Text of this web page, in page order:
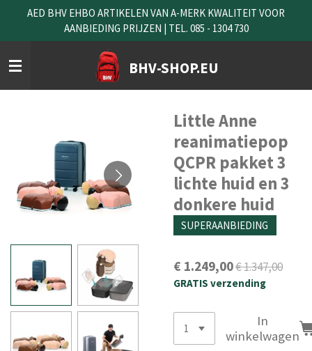
naar
de
hoofdinhoud
BHV-SHOP.EU
AED BHV EHBO ARTIKELEN VAN A-MERK KWALITEIT VOOR
AANBIEDING PRIJZEN | TEL. 085 - 1304 730
Little Anne
reanimatiepop
QCPR pakket 3
lichte huid en 3
donkere huid
SUPERAANBIEDING
€ 1.249,00€ 1.347,00
GRATIS verzending
In
winkelwagen